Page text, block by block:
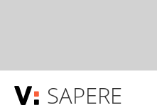
SAPERE